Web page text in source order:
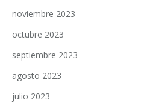
noviembre 2023
octubre 2023
septiembre 2023
agosto 2023
julio 2023